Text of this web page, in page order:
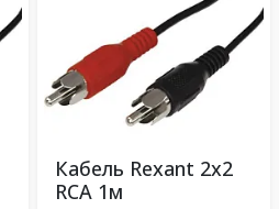
Кабель Rexant 2x2
RCA 1м